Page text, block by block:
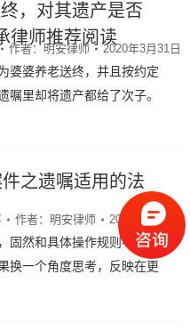
，对其遗产是否
律师推荐阅读
作者： 明安律师 2020年3月31日
婆婆养老送终，并且按约定
嘱里却将遗产都给了次子。
之遗嘱适用的法
作者： 明安律师 2019年7月3日
固然和具体操作规则不完
换一个角度思考，反映在更